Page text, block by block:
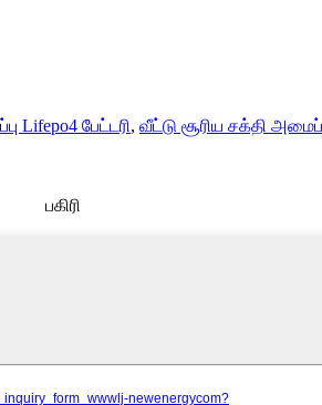
Lifepo4 பேட்டரி, வீட்டு சூரிய சக்தி
பகிரி